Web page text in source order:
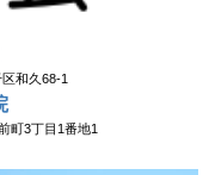
和久68-1
町3丁目1番地1